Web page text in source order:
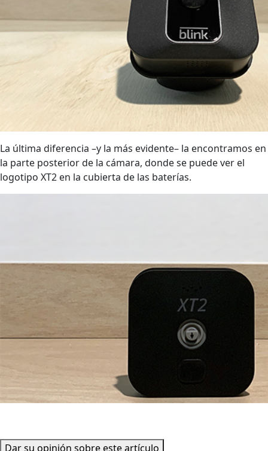
La última diferencia –y la más evidente– la encontramos en
la parte posterior de la cámara, donde se puede ver el
logotipo XT2 en la cubierta de las baterías.
Dar su opinión sobre este artículo